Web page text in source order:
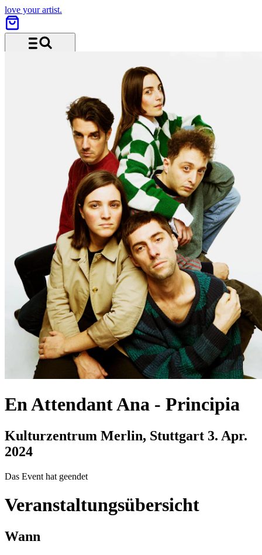
love your artist.
En Attendant Ana - Principia
Kulturzentrum Merlin, Stuttgart 3. Apr.
2024
Das Event hat geendet
Veranstaltungsübersicht
Wann